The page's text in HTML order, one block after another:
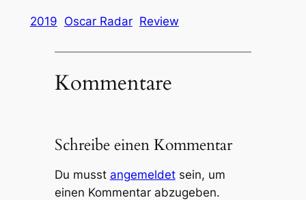
2019 Oscar Radar Review
Kommentare
Schreibe einen Kommentar
Du musst angemeldetsein, um
einen Kommentar abzugeben.